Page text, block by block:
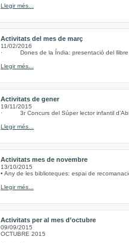
Llegir més...
Activitats del mes de març
11/02/2016
· Dones de la Índia: presentació del llibre
Llegir més...
Activitats de gener
19/11/2015
· 3r Concurs del Súper lector infantil
Llegir més...
Activitats mes de novembre
13/10/2015
• Any de les biblioteques: espai de
Llegir més...
Activitats per al mes d’octubre
09/09/2015
OCTUBRE 2015